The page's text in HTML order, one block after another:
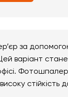
за
варіант
стійкість